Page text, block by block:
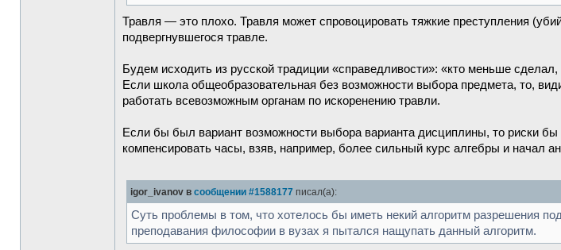
Травля — это плохо. Травля может спровоцировать тяжкие преступления
подвергнувшегося травле.
Будем исходить из русской традиции «справедливости»: «кто меньше
Если школа общеобразовательная без возможности выбора предмета, то,
работать всевозможным органам по искоренению травли.
Если бы был вариант возможности выбора варианта дисциплины, то риски
компенсировать часы, взяв, например, более сильный курс алгебры и начал
igor_ivanov в сообщении #1588177 писал(а):
Суть проблемы в том, что хотелось бы иметь некий алгоритм разрешения
преподавания философии в вузах я пытался нащупать данный алгоритм.